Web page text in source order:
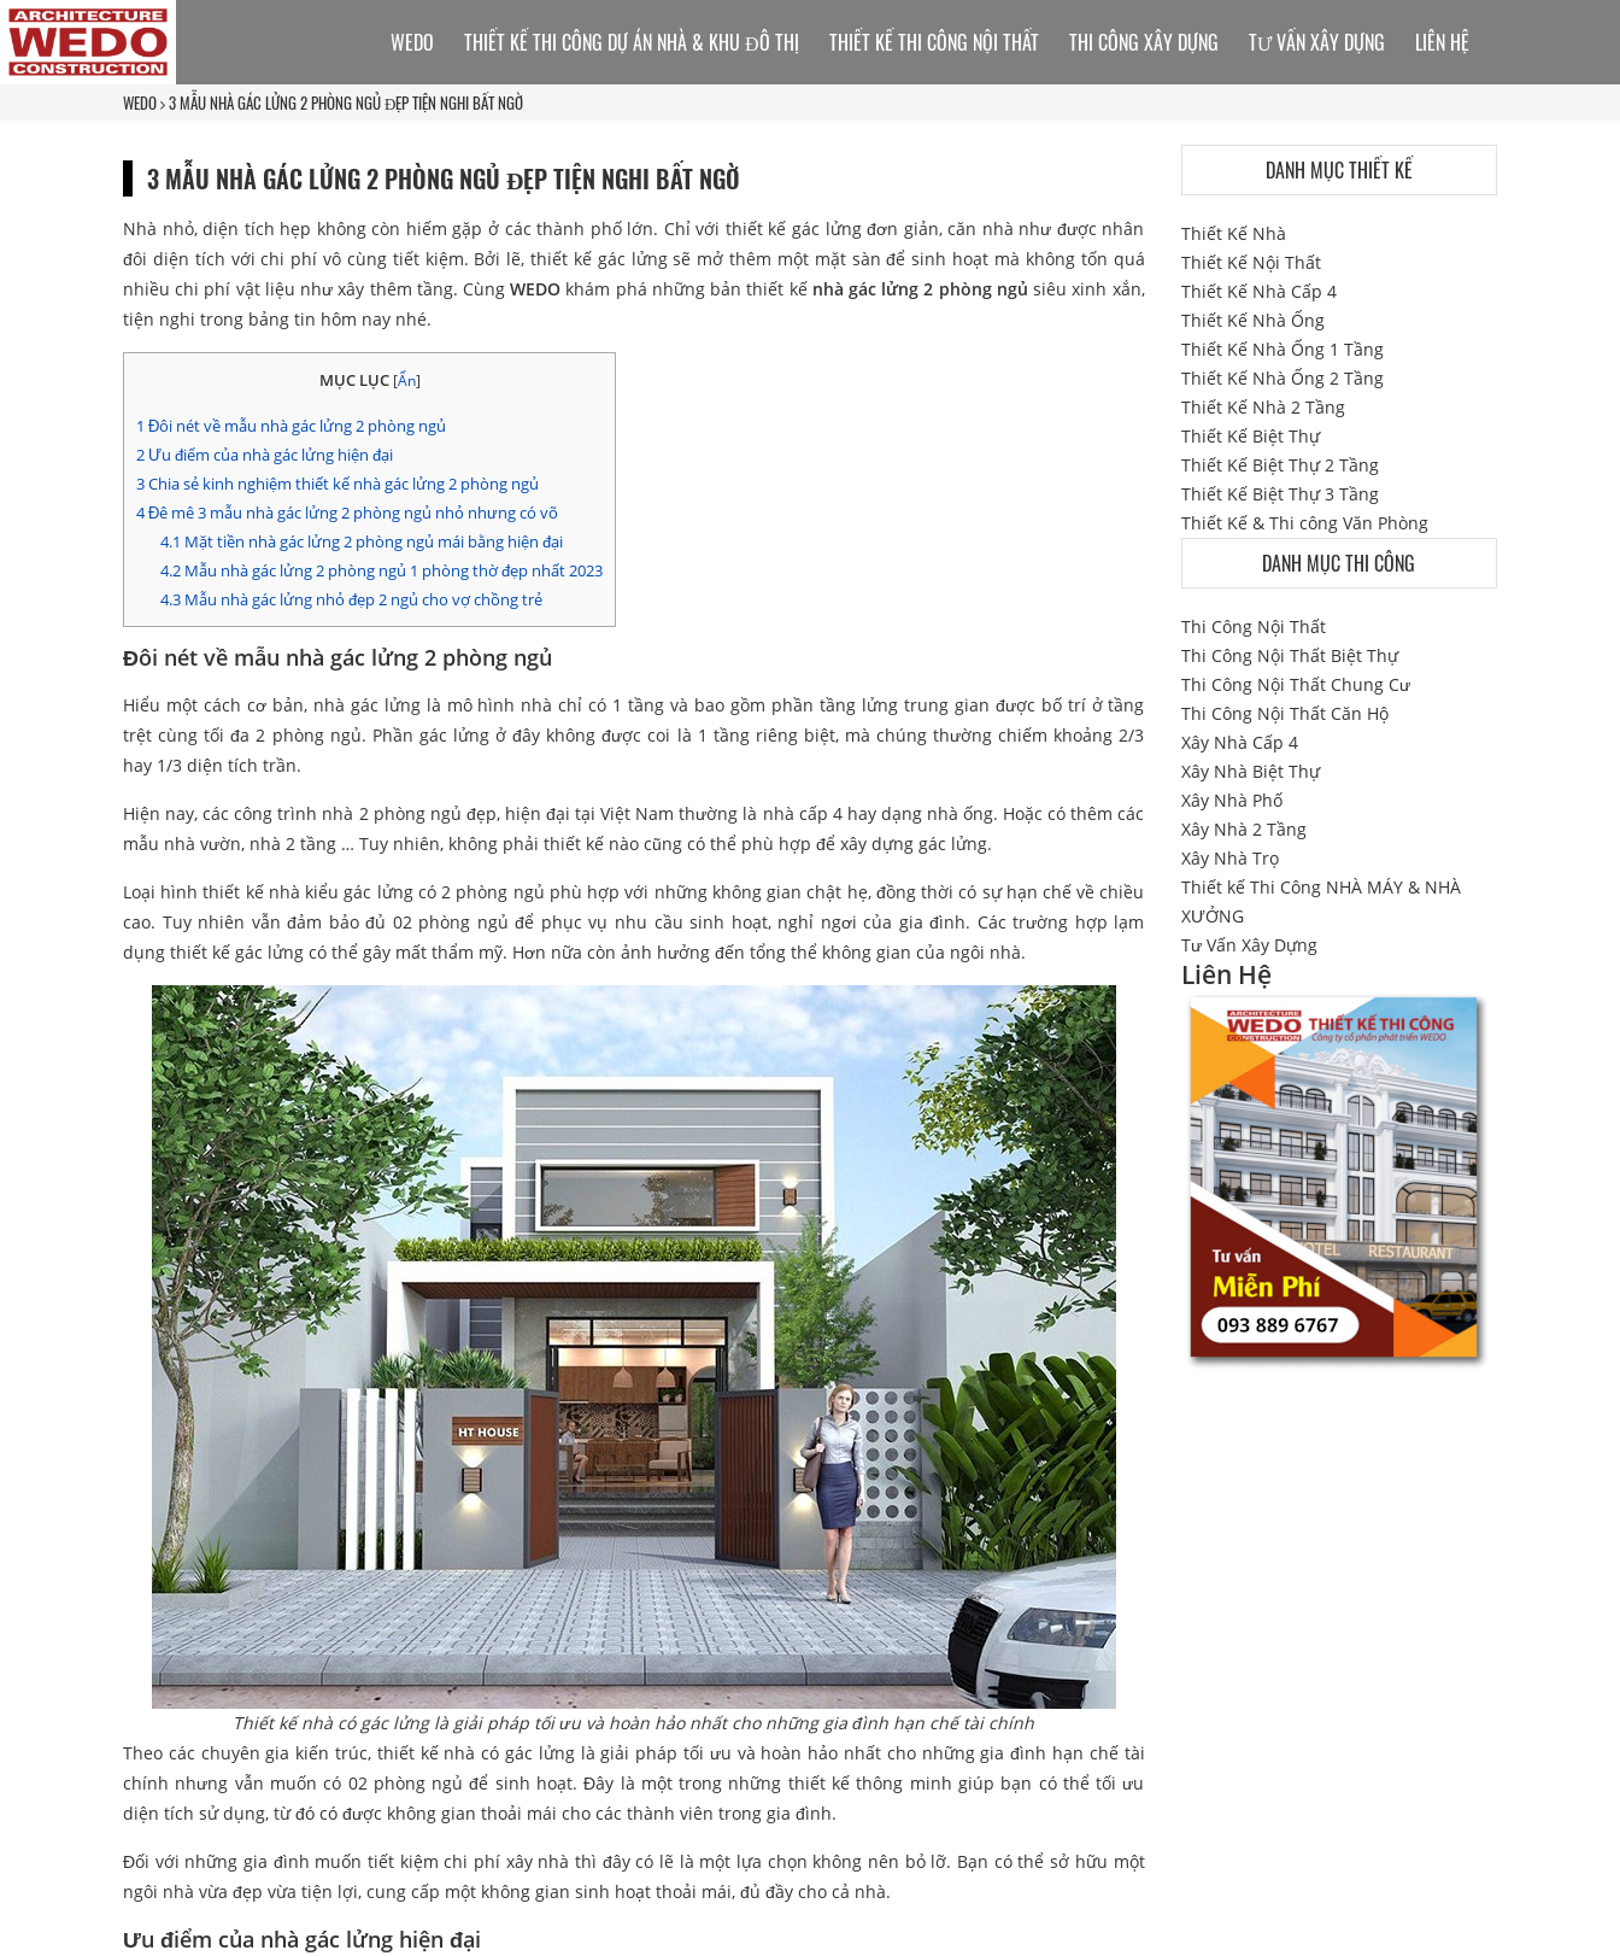
WEDO 3 MẪU NHÀ GÁC LỬNG 2 PHÒNG NGỦ ĐẸP TIỆN NGHI BẤT NGỜ
3 MẪU NHÀ GÁC LỬNG 2 PHÒNG NGỦ ĐẸP TIỆN NGHI BẤT NGỜ
Nhà nhỏ, diện tích hẹp không còn hiếm gặp ở các thành phố lớn. Chỉ với thiết kế gác lửng đơn giản, căn nhà như được nhân
đôi diện tích với chi phí vô cùng tiết kiệm. Bởi lẽ, thiết kế gác lửng sẽ mở thêm một mặt sàn để sinh hoạt mà không tốn quá
nhiều chi phí vật liệu như xây thêm tầng. CùngWEDO khám phá những bản thiết kế nhà gác lửng 2 phòng ngủsiêu xinh xắn,
tiện nghi trong bảng tin hôm nay nhé.
MỤC LỤC [Ẩn]
1 Đôi nét về mẫu nhà gác lửng 2 phòng ngủ
2 Ưu điểm của nhà gác lửng hiện đại
3Chia sẻ kinh nghiệm thiết kế nhà gác lửng 2 phòng ngủ
4Đê mê 3 mẫu nhà gác lửng 2 phòng ngủ nhỏ nhưng có võ
4.1 Mặt tiền nhà gác lửng 2 phòng ngủ mái bằng hiện đại
4.2Mẫu nhà gác lửng 2 phòng ngủ 1 phòng thờ đẹp nhất 2023
4.3Mẫu nhà gác lửng nhỏ đẹp 2 ngủ cho vợ chồng trẻ
Đôi nét về mẫu nhà gác lửng 2 phòng ngủ
Hiểu một cách cơ bản, nhà gác lửng là mô hình nhà chỉ có 1 tầng và bao gồm phần tầng lửng trung gian được bố trí ở tầng
trệt cùng tối đa 2 phòng ngủ. Phần gác lửng ở đây không được coi là 1 tầng riêng biệt, mà chúng thường chiếm khoảng 2/3
hay 1/3 diện tích trần.
Hiện nay, các công trình nhà 2 phòng ngủ đẹp, hiện đại tại Việt Nam thường là nhà cấp 4 hay dạng nhà ống. Hoặc có thêm các
mẫu nhà vườn, nhà 2 tầng … Tuy nhiên, không phải thiết kế nào cũng có thể phù hợp để xây dựng gác lửng.
Loại hình thiết kế nhà kiểu gác lửng có 2 phòng ngủ phù hợp với những không gian chật hẹ, đồng thời có sự hạn chế về chiều
cao. Tuy nhiên vẫn đảm bảo đủ 02 phòng ngủ để phục vụ nhu cầu sinh hoạt, nghỉ ngơi của gia đình. Các trường hợp lạm
dụng thiết kế gác lửng có thể gây mất thẩm mỹ. Hơn nữa còn ảnh hưởng đến tổng thể không gian của ngôi nhà.
Thiết kế nhà có gác lửng là giải pháp tối ưu và hoàn hảo nhất cho những gia đình hạn chế tài chính
Theo các chuyên gia kiến trúc, thiết kế nhà có gác lửng là giải pháp tối ưu và hoàn hảo nhất cho những gia đình hạn chế tài
chính nhưng vẫn muốn có 02 phòng ngủ để sinh hoạt. Đây là một trong những thiết kế thông minh giúp bạn có thể tối ưu
diện tích sử dụng, từ đó có được không gian thoải mái cho các thành viên trong gia đình.
Đối với những gia đình muốn tiết kiệm chi phí xây nhà thì đây có lẽ là một lựa chọn không nên bỏ lỡ. Bạn có thể sở hữu một
ngôi nhà vừa đẹp vừa tiện lợi, cung cấp một không gian sinh hoạt thoải mái, đủ đầy cho cả nhà.
Ưu điểm của nhà gác lửng hiện đại
WEDO THIẾT KẾ THI CÔNG DỰ ÁN NHÀ & KHU ĐÔ THỊ THIẾT KẾ THI CÔNG NỘI THẤT THI CÔNG XÂY DỰNG TƯ VẤN XÂY DỰNG LIÊN HỆ
DANH MỤC THIẾT KẾ
Thiết Kế Nhà
Thiết Kế Nội Thất
Thiết Kế Nhà Cấp 4
Thiết Kế Nhà Ống
Thiết Kế Nhà Ống 1 Tầng
Thiết Kế Nhà Ống 2 Tầng
Thiết Kế Nhà 2 Tầng
Thiết Kế Biệt Thự
Thiết Kế Biệt Thự 2 Tầng
Thiết Kế Biệt Thự 3 Tầng
Thiết Kế & Thi công Văn Phòng
DANH MỤC THI CÔNG
Thi Công Nội Thất
Thi Công Nội Thất Biệt Thự
Thi Công Nội Thất Chung Cư
Thi Công Nội Thất Căn Hộ
Xây Nhà Cấp 4
Xây Nhà Biệt Thự
Xây Nhà Phố
Xây Nhà 2 Tầng
Xây Nhà Trọ
Thiết kế Thi Công NHÀ MÁY & NHÀ
XƯỞNG
Tư Vấn Xây Dựng
Liên Hệ